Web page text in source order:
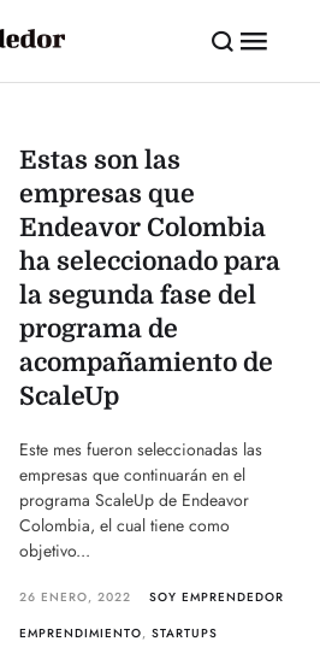
Estas son las
empresas que
Endeavor Colombia
ha seleccionado para
la segunda fase del
programa de
acompañamiento de
ScaleUp
Este mes fueron seleccionadas las
empresas que continuarán en el
programa ScaleUp de Endeavor
Colombia, el cual tiene como
objetivo...
26 ENERO, 2022
SOY EMPRENDEDOR
EMPRENDIMIENTO,STARTUPS